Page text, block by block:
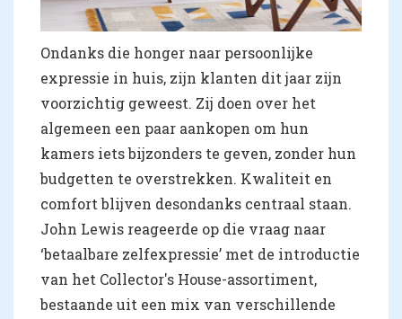
Ondanks die honger naar persoonlijke
expressie in huis, zijn klanten dit jaar zijn
voorzichtig geweest. Zij doen over het
algemeen een paar aankopen om hun
kamers iets bijzonders te geven, zonder hun
budgetten te overstrekken. Kwaliteit en
comfort blijven desondanks centraal staan.
John Lewis reageerde op die vraag naar
‘betaalbare zelfexpressie’ met de introductie
van het Collector's House-assortiment,
bestaande uit een mix van verschillende